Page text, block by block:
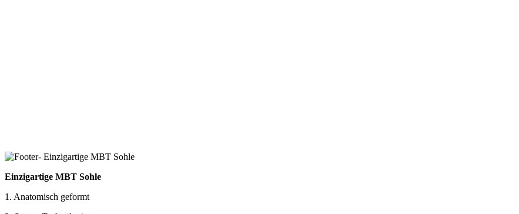
Einzigartige MBT Sohle
1. Anatomisch geformt